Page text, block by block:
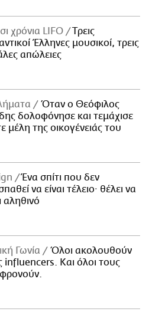
χρόνια LIFO
Tρεις
Έλληνες μουσικοί, τρεις
απώλειες
Όταν ο Θεόφιλος
δολοφόνησε και τεμάχισε
μέλη της οικογένειάς του
Ένα σπίτι που δεν
να είναι τέλειο· θέλει να
αληθινό
Γωνία
Όλοι ακολουθούν
influencers. Και όλοι τους